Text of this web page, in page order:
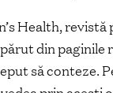
Health,
din paginile
să conteze.